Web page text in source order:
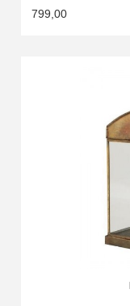
799,00